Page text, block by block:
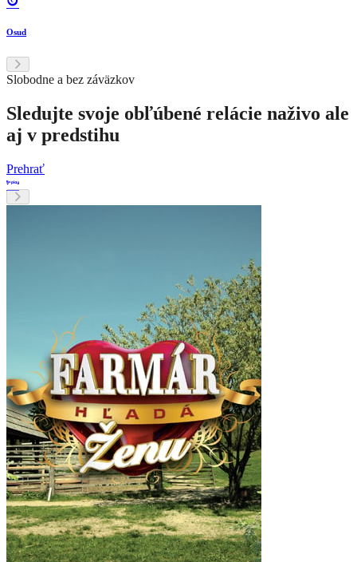
Osud
Slobodne a bez záväzkov
Sledujte svoje obľúbené relácie naživo ale
aj v predstihu
Prehrať